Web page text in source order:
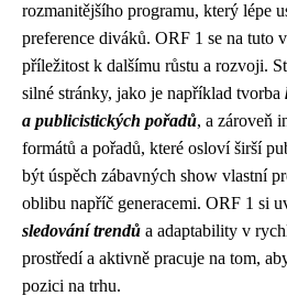
rozmanitějšího programu, který lépe
preference diváků. ORF 1 se na tuto
příležitost k dalšímu růstu a rozvoji.
silné stránky, jako je například tvorba
a publicistických pořadů, a zároveň
formátů a pořadů, které osloví širší
být úspěch zábavných show vlastní
oblibu napříč generacemi. ORF 1 si
sledování trendů a adaptability v
prostředí a aktivně pracuje na tom,
pozici na trhu.